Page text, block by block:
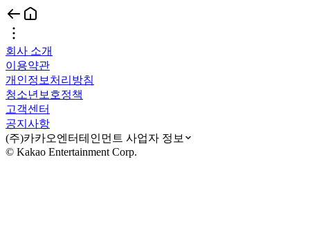
회사 소개
이용약관
개인정보처리방침
청소년보호정책
고객센터
공지사항
(주)카카오엔터테인먼트 사업자 정보
© Kakao Entertainment Corp.